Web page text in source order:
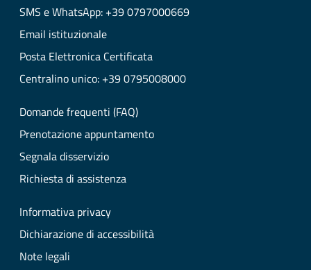
SMS e WhatsApp: +39 0797000669
Email istituzionale
Posta Elettronica Certificata
Centralino unico: +39 0795008000
Domande frequenti (FAQ)
Prenotazione appuntamento
Segnala disservizio
Richiesta di assistenza
Informativa privacy
Dichiarazione di accessibilità
Note legali